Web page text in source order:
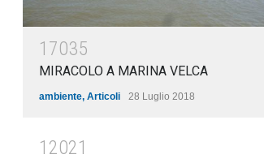
17035
MIRACOLO A MARINA VELCA
ambiente, Articoli 28 Luglio 2018
12021